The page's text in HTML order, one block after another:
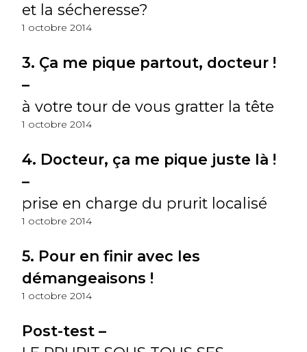
et la sécheresse?
1 octobre 2014
3. Ça me pique partout, docteur !
–
à votre tour de vous gratter la tête
1 octobre 2014
4. Docteur, ça me pique juste là !
–
prise en charge du prurit localisé
1 octobre 2014
5. Pour en finir avec les
démangeaisons !
1 octobre 2014
Post-test –